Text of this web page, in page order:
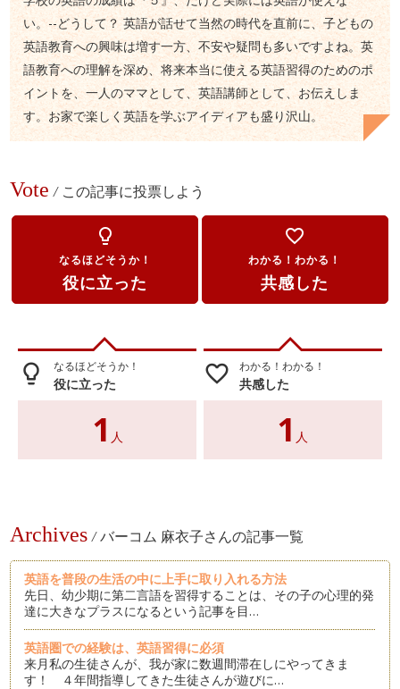
い。--どうして？ 英語が話せて当然の時代を直前に、子どもの
英語教育への興味は増す一方、不安や疑問も多いですよね。英
語教育への理解を深め、将来本当に使える英語習得のためのポ
イントを、一人のママとして、英語講師として、お伝えしま
す。お家で楽しく英語を学ぶアイディアも盛り沢山。
Vote / この記事に投票しよう
lightbulb_outline
なるほどそうか！
役に立った
favorite_border
わかる！わかる！
共感した
lightbulb_outline なるほどそうか！
役に立った
1 人
favorite_border わかる！わかる！
共感した
1 人
Archives / バーコム 麻衣子さんの記事一覧
英語を普段の生活の中に上手に取り入れる方法
先日、幼少期に第二言語を習得することは、その子の心理的発
達に大きなプラスになるという記事を目…
英語圏での経験は、英語習得に必須
来月私の生徒さんが、我が家に数週間滞在しにやってきま
す！ ４年間指導してきた生徒さんが遊びに…